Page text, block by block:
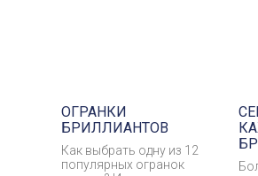
ОГРАНКИ
БРИЛЛИАНТОВ
Как выбрать одну из 12
популярных огранок